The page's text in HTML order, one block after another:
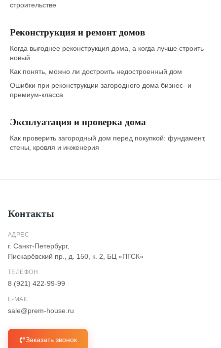
строительстве
Реконструкция и ремонт домов
Когда выгоднее реконструкция дома, а когда лучше строить
новый
Как понять, можно ли достроить недостроенный дом
Ошибки при реконструкции загородного дома бизнес- и
премиум-класса
Эксплуатация и проверка дома
Как проверить загородный дом перед покупкой: фундамент,
стены, кровля и инженерия
Контакты
АДРЕС
г. Санкт-Петербург,
Пискарёвский пр., д. 150, к. 2, БЦ «ПГСК»
ТЕЛЕФОН
8 (921) 422-99-99
E-MAIL
sale@prem-house.ru
Заказать звонок